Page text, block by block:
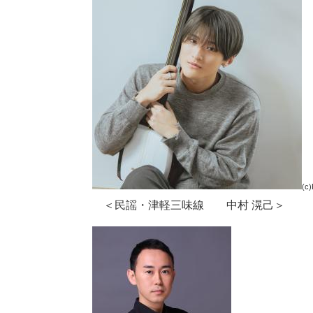
＜民謡・津軽三味線 中村 滉己＞